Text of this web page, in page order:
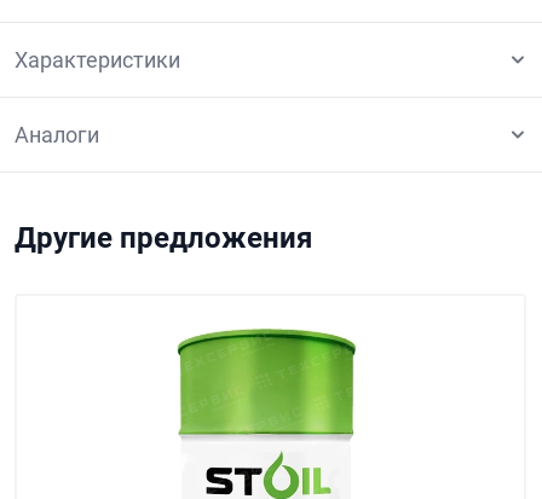
Характеристики
Аналоги
Другие предложения